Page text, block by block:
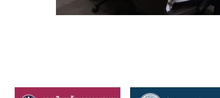
งานแผนการบริหารจัดการความเสี่ยงของ อบจ.สุพร